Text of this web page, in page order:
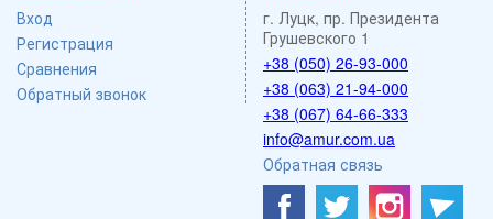
Вход
Регистрация
Сравнения
Обратный звонок
г. Луцк, пр. Президента
Грушевского 1
+38 (050) 26-93-000
+38 (063) 21-94-000
+38 (067) 64-66-333
info@amur.com.ua
Обратная связь